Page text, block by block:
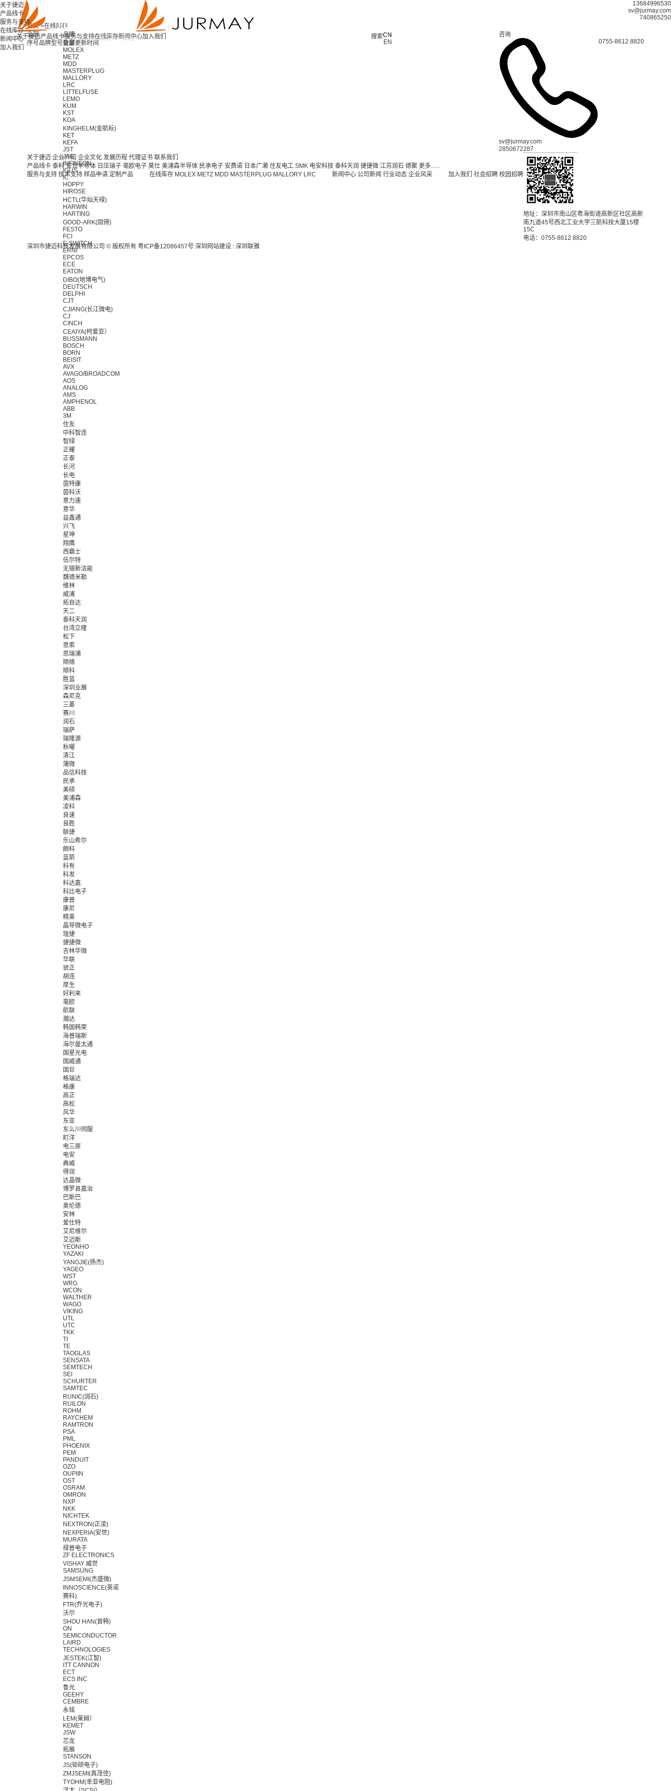
关于捷迈产品线卡服务与支持在线库存新闻中心加入我们 CN
CN
EN
搜索
关于捷迈
产品线卡
服务与支持
在线库存
新闻中心
加入我们
13684996530
sv@jurmay.com
740865250
首页 >在线库存
咨询
0755-8612 8820
sv@jurmay.com
2850672287
全部
品牌
全部
MOLEX
METZ
MDD
MASTERPLUG
MALLORY
LRC
LITTELFUSE
LEMO
KUM
KST
KOA
KINGHELM(金航标)
KET
KEFA
JST
JAE
INFINEON
IGUS
IC
HOPPY
HIROSE
HCTL(华灿天禄)
HARWIN
HARTING
GOOD-ARK(固锝)
FESTO
FCI
E-SWITCH
ERNI
EPCOS
ECE
EATON
DIBO(地博电气)
DEUTSCH
DELPHI
CJT
CJIANG(长江微电)
CJ
CINCH
CEAIYA(柯爱亚）
BUSSMANN
BOSCH
BORN
BEISIT
AVX
AVAGO/BROADCOM
AOS
ANALOG
AMS
AMPHENOL
ABB
3M
住友
中科智连
智绿
正耀
正泰
长河
长电
茵特康
茵科沃
意力速
意华
益鑫通
兴飞
星坤
翔鹰
西霸士
伍尔特
无锡新洁能
魏德米勒
维林
威浦
拓自达
天二
泰科天润
台湾立隆
松下
思索
思瑞浦
顺络
顺科
胜蓝
深圳业展
森尼克
三菱
赛川
润石
瑞萨
瑞隆源
秋曜
清江
蒲微
品信科技
民承
美硕
美浦森
凌科
良速
良胜
联捷
乐山希尔
朗科
蓝箭
科有
科发
科达嘉
科比电子
康普
康尼
精莱
晶导微电子
琻捷
捷捷微
吉林华微
华联
琥正
胡连
厚生
好利来
毫欧
航联
瀚达
韩国韩荣
海普瑞斯
海尔曼太通
国星光电
国威通
国巨
格瑞达
格康
高正
高松
风华
东亚
东么川伺服
町洋
电三原
电安
典威
得润
达晶微
博罗县嘉治
巴斯巴
奥伦德
安林
爱仕特
艾尼维尔
艾迈斯
YEONHO
YAZAKI
YANGJIE(扬杰)
YAGEO
WST
WRG
WCON
WALTHER
WAGO
VIKING
UTL
UTC
TKK
TI
TE
TAOGLAS
SENSATA
SEMTECH
SEI
SCHURTER
SAMTEC
RUNIC(润石)
RUILON
ROHM
RAYCHEM
RAMTRON
PSA
PML
PHOENIX
PEM
PANDUIT
OZO
OUPIIN
OST
OSRAM
OMRON
NXP
NKK
NICHTEK
NEXTRON(正凌)
NEXPERIA(安世)
MURATA
禄普电子
ZF ELECTRONICS
VISHAY 威世
SAMSUNG
JSMSEMI(杰盛微)
INNOSCIENCE(英诺
赛科)
FTR(乔光电子)
沃尔
SHOU HAN(首韩)
ON
SEMICONDUCTOR
LAIRD
TECHNOLOGIES
JESTEK(江智)
ITT CANNON
ECT
ECS INC
鲁光
GEEHY
CEMBRE
永铭
LEM(莱姆）
KEMET
JSW
芯龙
拓展
STANSON
JS(钜硕电子)
ZMJSEMI(真茂佳)
TYOHM(幸亚电阻)
序号品牌型号数量更新时间
关于捷迈 企业介绍 企业文化 发展历程 代理证书 联系我们
产品线卡 泰科 安世半导体 日压瑞子 毫欧电子 莫仕 美浦森半导体 民承电子 安费诺 日本广濑 住友电工 SMK 电安科技 泰科天润 捷捷微 江苏润石 德聚 更多......
服务与支持 技术支持 样品申请 定制产品 在线库存 MOLEX METZ MDD MASTERPLUG MALLORY LRC 新闻中心 公司新闻 行业动态 企业风采 加入我们 社会招聘 校园招聘
地址：深圳市南山区粤海街道高新区社区高新
南九道45号西北工业大学三航科技大厦15楼
15C
电话：0755-8612 8820
深圳市捷迈科技发展有限公司 © 版权所有 粤ICP备12086457号 深圳网站建设: 深圳联雅